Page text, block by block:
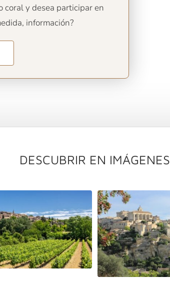
coral y desea participar en
información?
DESCUBRIR EN IMÁGENES